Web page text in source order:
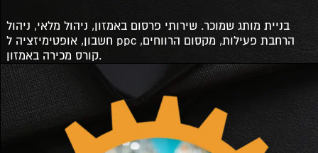
בניית מותג שמוכר. שירותי פרסום באמזון, ניהול מלאי, ניהול
חשבון, אופטימיזציה ל ppc הרחבת פעילות, מקסום הרווחים,
קורס מכירה באמזון.